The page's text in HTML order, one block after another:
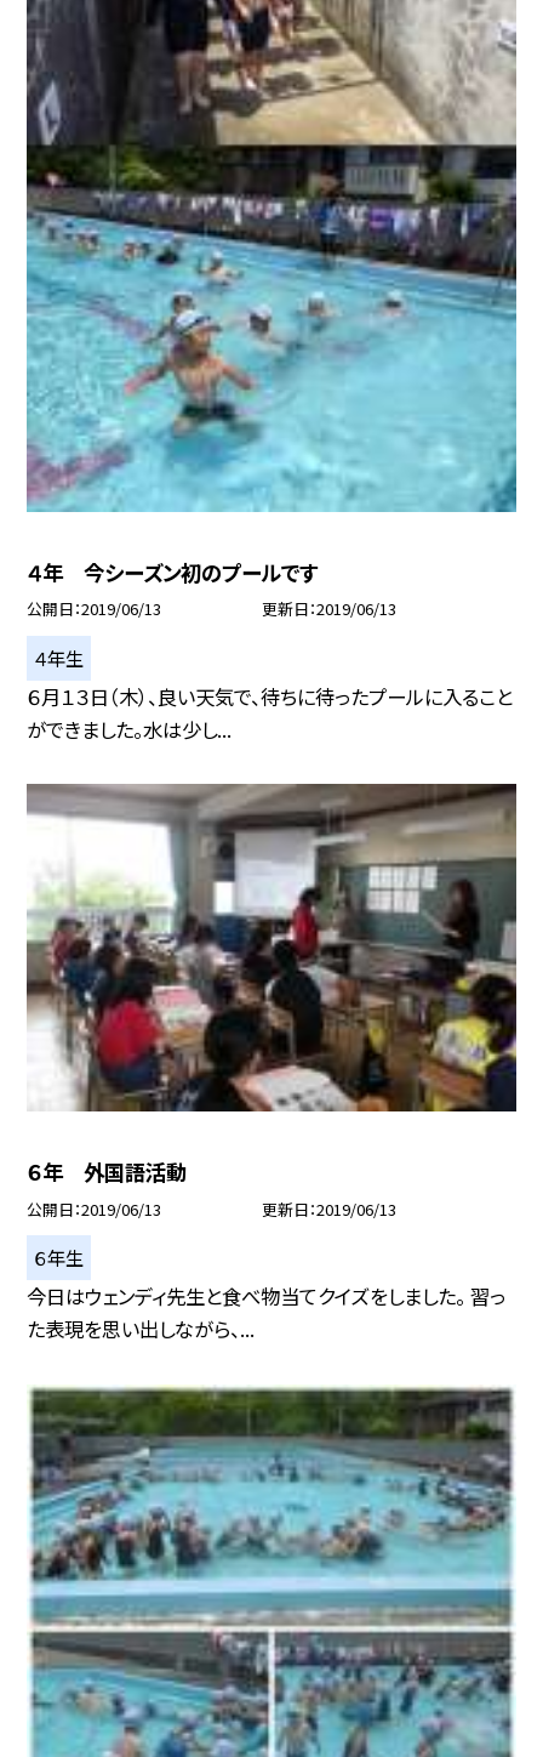
４年 今シーズン初のプールです
公開日 2019/06/13 更新日 2019/06/13
４年生
６月１３日（木）、良い天気で、待ちに待ったプールに入ること
ができました。水は少し...
６年 外国語活動
公開日 2019/06/13 更新日 2019/06/13
６年生
今日はウェンディ先生と食べ物当てクイズをしました。 習っ
た表現を思い出しながら、...